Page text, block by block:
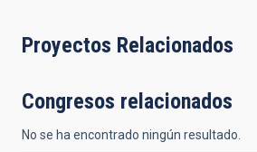
Proyectos Relacionados
Congresos relacionados
No se ha encontrado ningún resultado.